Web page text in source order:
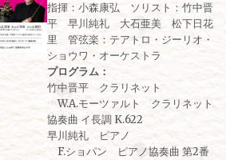
指揮：小森康弘 ソリスト：竹中晋
平 早川純礼 大石亜美 松下日花
里 管弦楽：テアトロ・ジーリオ・
ショウワ・オーケストラ
プログラム：
竹中晋平 クラリネット
W.A.モーツァルト クラリネット
協奏曲 イ長調 K.622
早川純礼 ピアノ
F.ショパン ピアノ協奏曲 第2番